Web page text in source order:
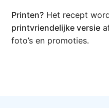
Printen? Het recept
printvriendelijke versie
foto’s en promoties.